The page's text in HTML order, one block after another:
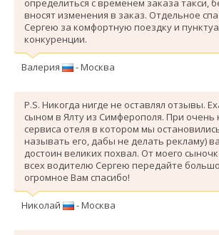
вносят изменения в заказ. Отдельное
Сергею за комфортную поездку и
конкуренции.
Валерия - Москва
P.S. Никогда нигде не оставлял отзывы.
сыном в Ялту из Симферополя. При очень
сервиса отеля в котором мы
называть его, дабы не делать рекламу)
достоин великих похвал. От моего
всех водителю Сергею передайте
огромное Вам спасибо!
Николай - Москва